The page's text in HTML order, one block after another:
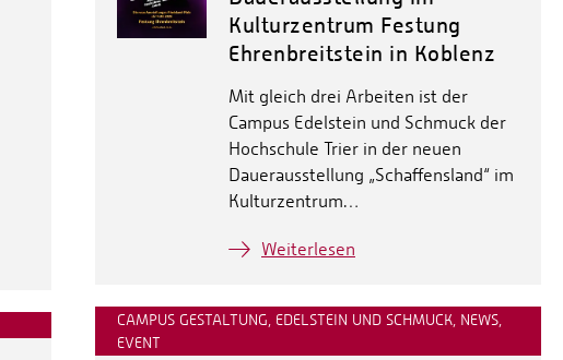
Kulturzentrum Festung
Ehrenbreitstein in Koblenz
Mit gleich drei Arbeiten ist der
Campus Edelstein und Schmuck der
Hochschule Trier in der neuen
Dauerausstellung „Schaffensland“ im
Kulturzentrum…
Weiterlesen
CAMPUS GESTALTUNG, EDELSTEIN UND SCHMUCK, NEWS,
EVENT